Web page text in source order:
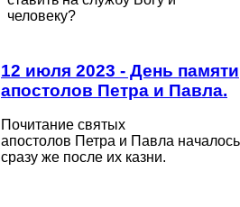
человеку?
12 июля 2023 - День памяти
апостолов Петра и Павла.
Почитание святых
апостолов Петра и Павла началось
сразу же после их казни.